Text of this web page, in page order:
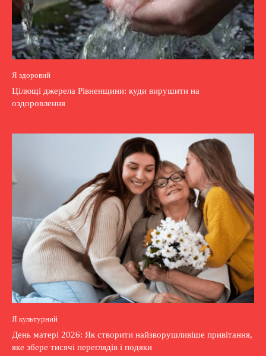
Я здоровий
Цілющі джерела Рівненщини: куди вирушити на
оздоровлення
Я культурний
День матері 2026: Як створити найзворушливіше привітання,
яке збере тисячі переглядів і подяки